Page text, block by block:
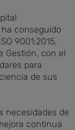
conseguido
9001:2015,
Gestión, con el
para
de sus
necesidades de
continua